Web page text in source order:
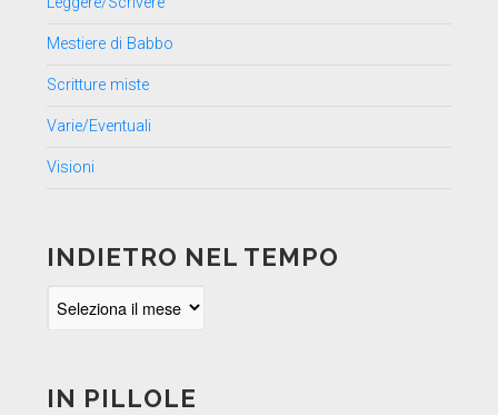
Mestiere di Babbo
Scritture miste
Varie/Eventuali
Visioni
INDIETRO NEL TEMPO
IN PILLOLE